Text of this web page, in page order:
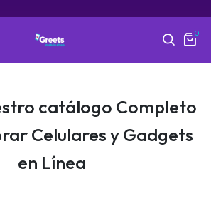
0
catálogo Completo
Celulares y Gadgets
en Línea